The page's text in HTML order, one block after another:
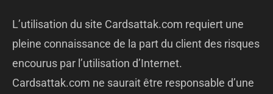
L’utilisation du site Cardsattak.com requiert une
pleine connaissance de la part du client des risques
encourus par l’utilisation d’Internet.
Cardsattak.com ne saurait être responsable d’une